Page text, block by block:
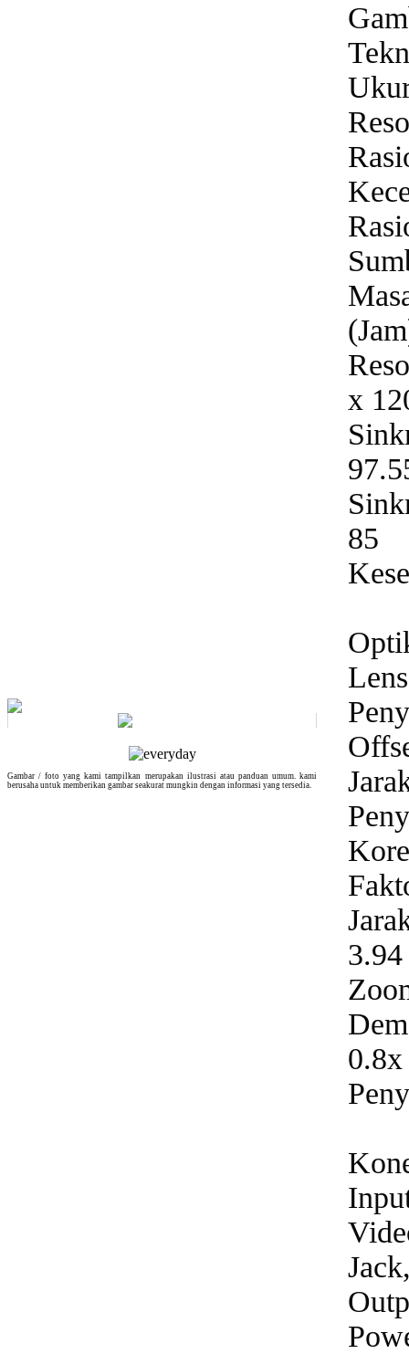
Gambar / foto yang kami tampilkan merupakan ilustrasi atau panduan umum. kami
berusaha untuk memberikan gambar seakurat mungkin dengan informasi yang tersedia.
x
85